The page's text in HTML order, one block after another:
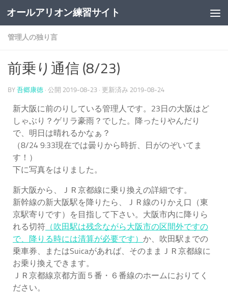
コンテンツの下
オールアリオン練習サイト
管理人の独り言
前乗り通信 (8/23)
BY 吾郷康徳 · 公開 2019-08-23 · 更新済み 2019-08-24
新大阪に前のりしている管理人です。23日の大阪はど
しゃぶり？ゲリラ豪雨？でした。降ったりやんだり
で、明日は晴れるかなぁ？
（8/24 9:33現在では曇りから時折、日がのぞいてま
す！）
下に写真をはりました。
新大阪から、ＪＲ京都線に乗り換えの詳細です。
新幹線の新大阪駅を降りたら、ＪＲ線のりかえ口（東
京駅寄りです）を目指して下さい。大阪市内に降りら
れる切符 （吹田駅は残念ながら大阪市の区間外ですの
で、降りる時には清算が必要です） か、吹田駅までの
乗車券、またはSuicaがあれば、そのままＪＲ京都線に
お乗り換えできます。
ＪＲ京都線京都方面５番・６番線のホームにおりてく
ださい。